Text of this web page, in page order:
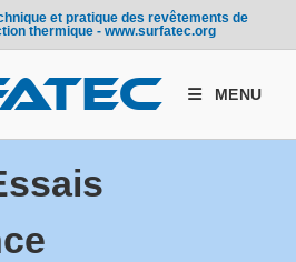
et pratique des revêtements de
thermique - www.surfatec.org
MENU